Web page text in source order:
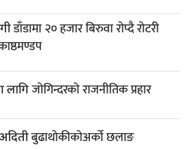
डाँडामा २० हजार बिरुवा रोप्दै रोटरी
लागिजोगिन्दरको राजनीतिक प्रहार
बुढाथोकीकोअर्को छलाङ